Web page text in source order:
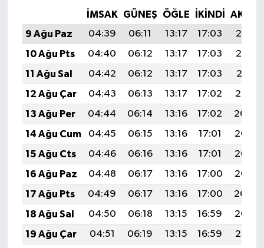
İMSAK GÜNEŞ ÖĞLE İKINDI
9 Ağu Paz
04:39 06:11 13:17 17:03
20:13
10 Ağu Pts
04:40 06:12 13:17 17:03
20:12
11 Ağu Sal
04:42 06:12 13:17 17:03
20:11
12 Ağu Çar
04:43 06:13 13:17 17:02
20:10
13 Ağu Per
04:44 06:14 13:16 17:02
20:09
14 Ağu Cum
04:45 06:15 13:16 17:01
20:07
15 Ağu Cts
04:46 06:16 13:16 17:01
20:06
16 Ağu Paz
04:48 06:17 13:16 17:00
20:05
17 Ağu Pts
04:49 06:17 13:16 17:00
20:04
18 Ağu Sal
04:50 06:18 13:15 16:59
20:02
19 Ağu Çar
04:51 06:19 13:15 16:59
20:01